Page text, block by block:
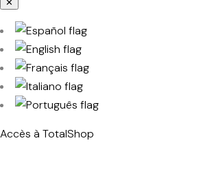
✕
Accès à TotalShop